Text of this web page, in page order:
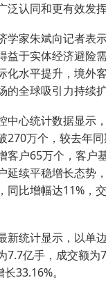
认同和更有效发挥
家朱斌向记者表
益于实体经济避险
化水平提升，境外
全球吸引力持续扩
心统计数据显示
270万个，较去年
户65万个，客户
延续平稳增长态势
同比增幅达11%，
统计显示，以单
7.7亿手，成交额为
33.16%。